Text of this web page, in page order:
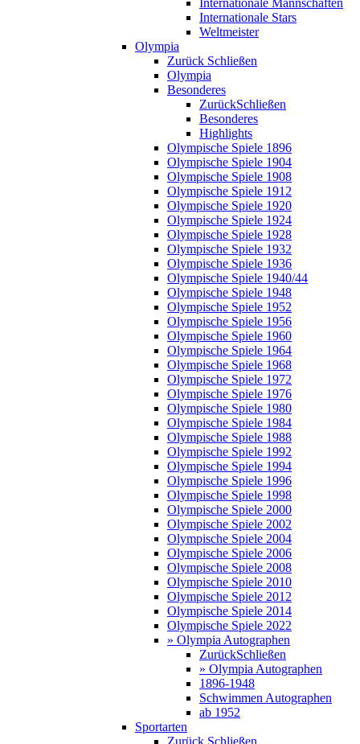
Internationale Mannschaften
Internationale Stars
Weltmeister
Olympia
Zurück Schließen
Olympia
Besonderes
ZurückSchließen
Besonderes
Highlights
Olympische Spiele 1896
Olympische Spiele 1904
Olympische Spiele 1908
Olympische Spiele 1912
Olympische Spiele 1920
Olympische Spiele 1924
Olympische Spiele 1928
Olympische Spiele 1932
Olympische Spiele 1936
Olympische Spiele 1940/44
Olympische Spiele 1948
Olympische Spiele 1952
Olympische Spiele 1956
Olympische Spiele 1960
Olympische Spiele 1964
Olympische Spiele 1968
Olympische Spiele 1972
Olympische Spiele 1976
Olympische Spiele 1980
Olympische Spiele 1984
Olympische Spiele 1988
Olympische Spiele 1992
Olympische Spiele 1994
Olympische Spiele 1996
Olympische Spiele 1998
Olympische Spiele 2000
Olympische Spiele 2002
Olympische Spiele 2004
Olympische Spiele 2006
Olympische Spiele 2008
Olympische Spiele 2010
Olympische Spiele 2012
Olympische Spiele 2014
Olympische Spiele 2022
» Olympia Autographen
ZurückSchließen
» Olympia Autographen
1896-1948
Schwimmen Autographen
ab 1952
Sportarten
Zurück Schließen